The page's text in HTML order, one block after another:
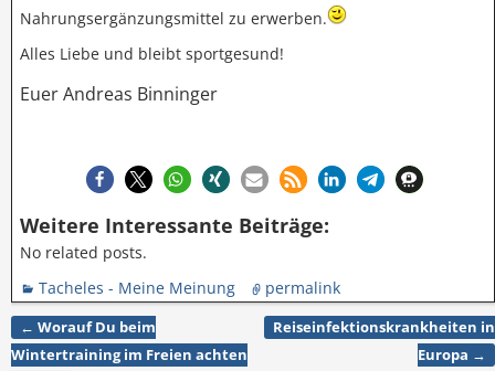
Nahrungsergänzungsmittel zu erwerben.
Alles Liebe und bleibt sportgesund!
Euer Andreas Binninger
Weitere Interessante Beiträge:
No related posts.
Tacheles - Meine Meinung
permalink
Artikelnavigation
← Worauf Du beim
Wintertraining im Freien achten
Reiseinfektionskrankheiten in
Europa →